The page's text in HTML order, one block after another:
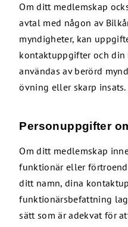
Om ditt medlemskap
avtal med någon av
myndigheter, kan
kontaktuppgifter och
användas av berörd
övning eller skarp insats.
Personuppgifter
Om ditt medlemskap
funktionär eller
ditt namn, dina
funktionärsbefattning
sätt som är adekvat för